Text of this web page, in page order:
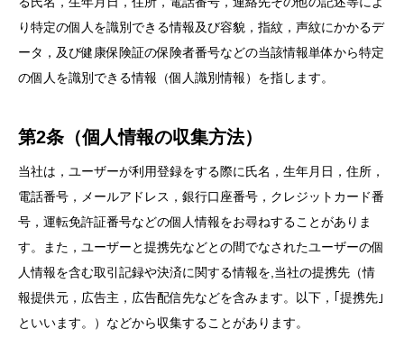
り特定の個人を識別できる情報及び容貌，指紋，声紋にかかるデ
ータ，及び健康保険証の保険者番号などの当該情報単体から特定
の個人を識別できる情報（個人識別情報）を指します。
第2条（個人情報の収集方法）
当社は，ユーザーが利用登録をする際に氏名，生年月日，住所，
電話番号，メールアドレス，銀行口座番号，クレジットカード番
号，運転免許証番号などの個人情報をお尋ねすることがありま
す。また，ユーザーと提携先などとの間でなされたユーザーの個
人情報を含む取引記録や決済に関する情報を,当社の提携先（情
報提供元，広告主，広告配信先などを含みます。以下，｢提携先｣
といいます。）などから収集することがあります。